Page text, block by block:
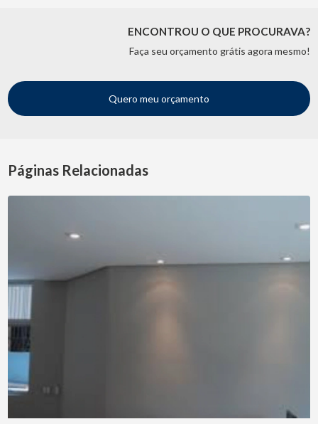
ENCONTROU O QUE PROCURAVA?
Faça seu orçamento grátis agora mesmo!
Quero meu orçamento
Páginas Relacionadas